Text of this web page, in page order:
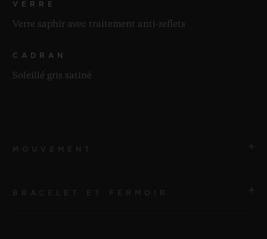
VERRE
Verre saphir avec traitement anti-reflets
CADRAN
Soleillé gris satiné